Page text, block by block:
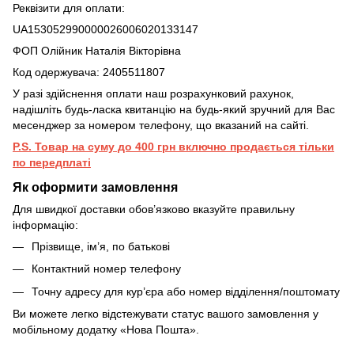
Реквізити для оплати:
UA153052990000026006020133147
ФОП Олійник Наталія Вікторівна
Код одержувача: 2405511807
У разі здійснення оплати наш розрахунковий рахунок,
надішліть будь-ласка квитанцію на будь-який зручний для Вас
месенджер за номером телефону, що вказаний на сайті.
P.S. Товар на суму до 400 грн включно продається тільки
по передплаті
Як оформити замовлення
Для швидкої доставки обов’язково вказуйте правильну
інформацію:
Прізвище, ім’я, по батькові
Контактний номер телефону
Точну адресу для кур’єра або номер відділення/поштомату
Ви можете легко відстежувати статус вашого замовлення у
мобільному додатку «Нова Пошта».